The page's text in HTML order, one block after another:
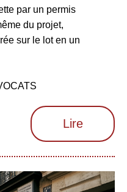
par un permis
du projet,
sur le lot en un
Lire